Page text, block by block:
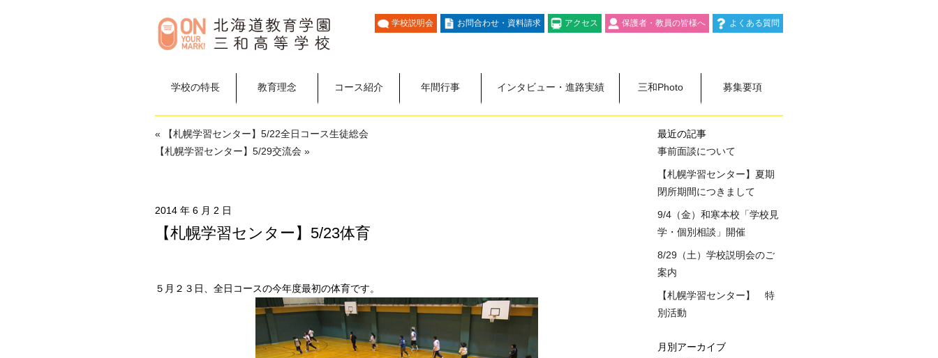
学校説明会 お問合わせ・資料請求 アクセス 保護者・教員の皆様へ よくある質問
学校の特長 教育理念 コース紹介 年間行事 インタビュー・進路実績 三和Photo 募集要項
« 【札幌学習センター】5/22全日コース生徒総会
【札幌学習センター】5/29交流会 »
2014 年 6 月 2 日
【札幌学習センター】5/23体育
５月２３日、全日コースの今年度最初の体育です。
最近の記事
事前面談について
【札幌学習センター】夏期
閉所期間につきまして
9/4（金）和寒本校「学校見
学・個別相談」開催
8/29（土）学校説明会のご
案内
【札幌学習センター】 特
別活動
月別アーカイブ